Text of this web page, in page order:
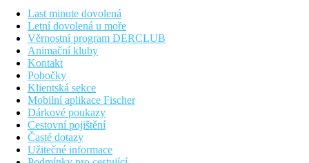
bazén:sdílený bazén.
Dvoulůžkový pokoj, Superior, Sea Front, Swim-up:
sdílený bazén, přímý výhled na moře.
Bungalov, Superior:
Junior Suita, Výhled zahrada:
Family Suita:
Family Suita, Swim-up, Sdílený bazén:
ložnice oddělená posuvnými dveřmi.
Family Suita, 2 ložnice, Swim-up, Sdílený
bazén:ložnice v patře, obývací pokoj v přízemí, místnosti
jsou oddělené dveřmi, z terasy přístup do sdíleného
bazénu
Last minute dovolená
Letní dovolená u moře
Věrnostní program DERCLUB
Animační kluby
Kontakt
Pobočky
Klientská sekce
Mobilní aplikace Fischer
Dárkové poukazy
Cestovní pojištění
Časté dotazy
Užitečné informace